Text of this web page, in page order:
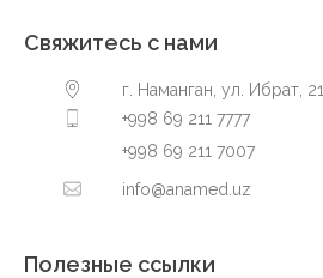
Свяжитесь с нами
г. Наманган, ул. Ибрат, 21
+998 69 211 7777
+998 69 211 7007
info@anamed.uz
Полезные ссылки